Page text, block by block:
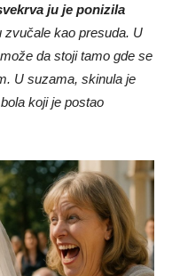
ju je ponizila
zvučale kao presuda. U
da stoji tamo gde se
U suzama, skinula je
koji je postao